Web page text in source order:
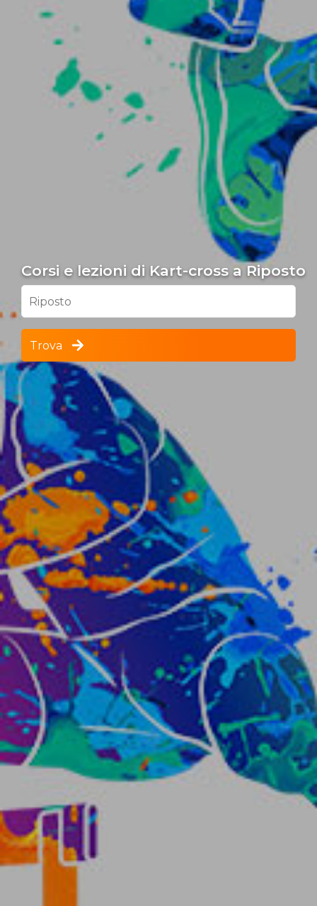
Corsi e lezioni di Kart-cross a Riposto
Riposto
Trova